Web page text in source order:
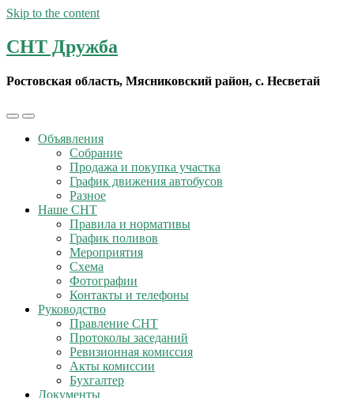
Skip to the content
СНТ Дружба
Ростовская область, Мясниковский район, с. Несветай
Toggle
mobile
Toggle
the
search
Объявления
Собрание
Продажа и покупка участка
График движения автобусов
Разное
Наше СНТ
Правила и нормативы
График поливов
Мероприятия
Схема
Фотографии
Контакты и телефоны
Руководство
Правление СНТ
Протоколы заседаний
Ревизионная комиссия
Акты комиссии
Бухгалтер
Документы